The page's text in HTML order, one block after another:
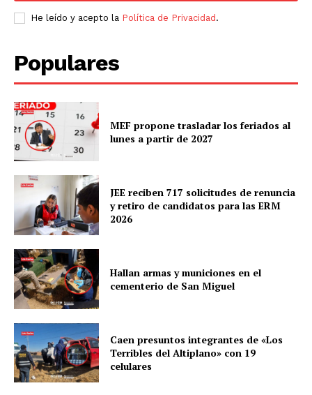
He leído y acepto la Política de Privacidad.
Populares
MEF propone trasladar los feriados al
lunes a partir de 2027
JEE reciben 717 solicitudes de renuncia
y retiro de candidatos para las ERM
2026
Hallan armas y municiones en el
cementerio de San Miguel
Caen presuntos integrantes de «Los
Terribles del Altiplano» con 19
celulares